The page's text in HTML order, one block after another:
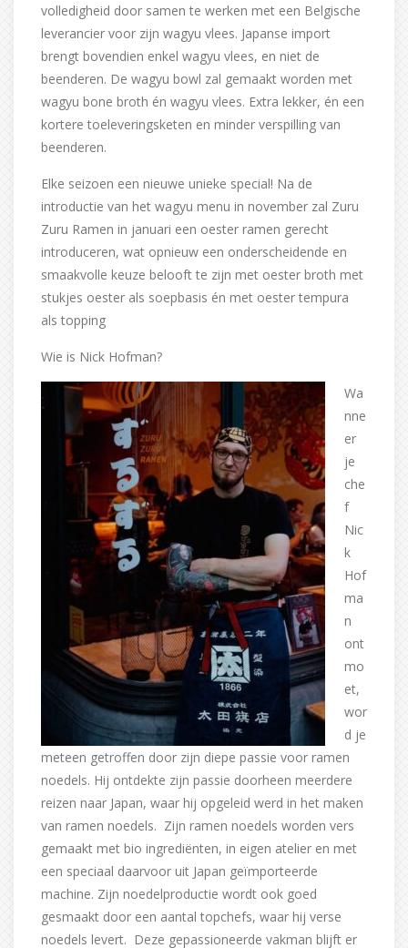
volledigheid door samen te werken met een Belgische
leverancier voor zijn wagyu vlees. Japanse import
brengt bovendien enkel wagyu vlees, en niet de
beenderen. De wagyu bowl zal gemaakt worden met
wagyu bone broth én wagyu vlees. Extra lekker, én een
kortere toeleveringsketen en minder verspilling van
beenderen.
Elke seizoen een nieuwe unieke special! Na de
introductie van het wagyu menu in november zal Zuru
Zuru Ramen in januari een oester ramen gerecht
introduceren, wat opnieuw een onderscheidende en
smaakvolle keuze belooft te zijn met oester broth met
stukjes oester als soepbasis én met oester tempura
als topping
Wie is Nick Hofman?
Wa
nne
er
je
che
f
Nic
k
Hof
ma
n
ont
mo
et,
wor
d je
meteen getroffen door zijn diepe passie voor ramen
noedels. Hij ontdekte zijn passie doorheen meerdere
reizen naar Japan, waar hij opgeleid werd in het maken
van ramen noedels. Zijn ramen noedels worden vers
gemaakt met bio ingrediënten, in eigen atelier en met
een speciaal daarvoor uit Japan geïmporteerde
machine. Zijn noedelproductie wordt ook goed
gesmaakt door een aantal topchefs, waar hij verse
noedels levert. Deze gepassioneerde vakman blijft er